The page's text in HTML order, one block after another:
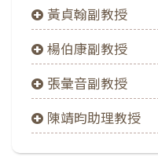
黃貞翰副教授
楊伯康副教授
張彙音副教授
陳靖昀助理教授